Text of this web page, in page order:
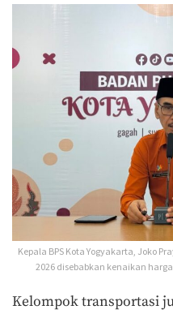
Kepala BPS Kota Yogyakarta, Joko
2026 disebabkan kenaikan
Kelompok transportasi